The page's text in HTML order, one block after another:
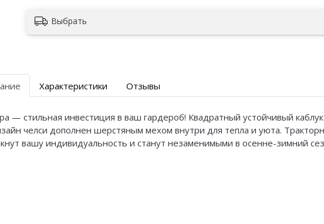
Выбрать
Характеристики Отзывы
— стильная инвестиция в ваш гардероб! Квадратный устойчивый
челси дополнен шерстяным мехом внутри для тепла и уюта.
вашу индивидуальность и станут незаменимыми в осенне-зимний